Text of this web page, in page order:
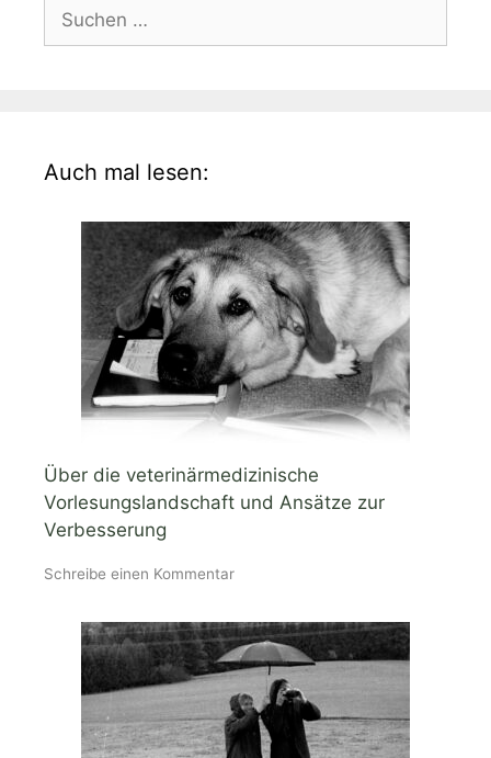
Suchen
nach:
Auch mal lesen:
Über die veterinärmedizinische
Vorlesungslandschaft und Ansätze zur
Verbesserung
Schreibe einen Kommentar